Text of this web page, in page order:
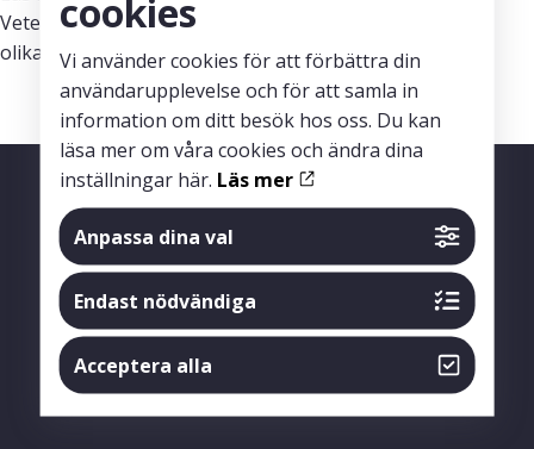
Vetenskapsrådet för en mer utförlig beskrivning av de
olika stegen av en klinisk studie.
cookies
Vi använder cookies för att förbättra din
användarupplevelse och för att samla in
information om ditt besök hos oss. Du kan
läsa mer om våra cookies och ändra dina
inställningar här. Läs mer
Anpassa dina val
Endast nödvändiga
Acceptera alla